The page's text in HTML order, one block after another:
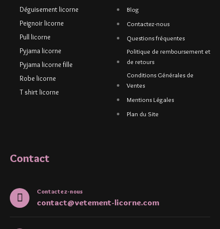
Déguisement licorne
Peignoir licorne
Pull licorne
Pyjama licorne
Pyjama licorne fille
Robe licorne
T shirt licorne
Blog
Contactez-nous
Questions fréquentes
Politique de remboursement et
de retours
Conditions Générales de
Ventes
Mentions Légales
Plan du Site
Contact
Contactez-nous
contact@vetement-licorne.com